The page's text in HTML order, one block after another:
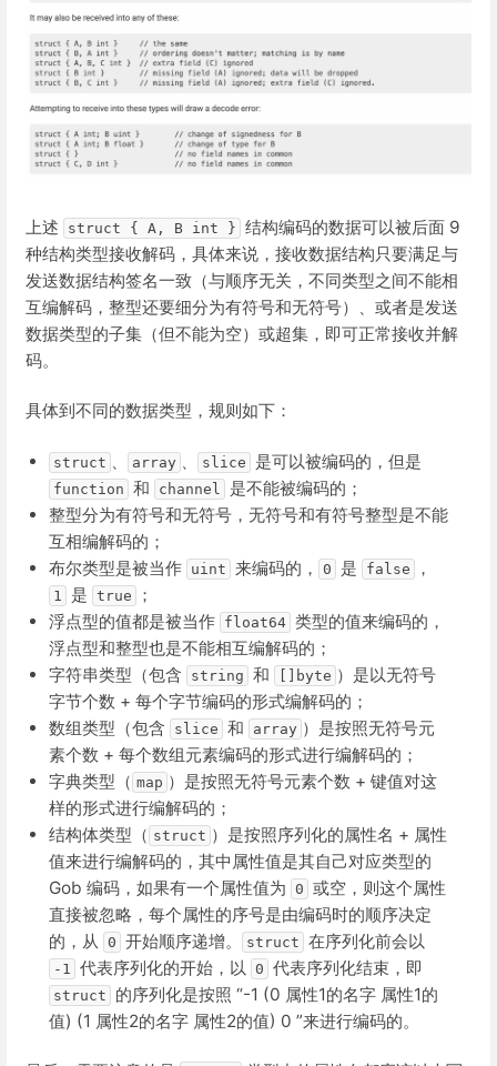
上述 struct { A, B int } 结构编码的数据可以被后面 9
种结构类型接收解码，具体来说，接收数据结构只要满足与
发送数据结构签名一致（与顺序无关，不同类型之间不能相
互编解码，整型还要细分为有符号和无符号）、或者是发送
数据类型的子集（但不能为空）或超集，即可正常接收并解
码。
具体到不同的数据类型，规则如下：
struct array slice 是可以被编码的，但是
function 和 channel
是不能被编码的；
整型分为有符号和无符号，无符号和有符号整型是不能
互相编解码的；
布尔类型是被当作 uint 来编码的， 0 是 false ，
1 是 true
；
浮点型的值都是被当作 float64 类型的值来编码的，
浮点型和整型也是不能相互编解码的；
字符串类型（包含
string 和 []byte ）是以无符号
字节个数 + 每个字节编码的形式编解码的；
数组类型（包含
slice 和 array ）是按照无符号元
素个数 + 每个数组元素编码的形式进行编解码的；
字典类型（ map ）是按照无符号元素个数 + 键值对这
样的形式进行编解码的；
结构体类型（ struct ）是按照序列化的属性名 + 属性
值来进行编解码的，其中属性值是其自己对应类型的
Gob 编码，如果有一个属性值为 0 或空，则这个属性
直接被忽略，每个属性的序号是由编码时的顺序决定
的，从
0 开始顺序递增。 struct 在序列化前会以
-1 代表序列化的开始，以 0 代表序列化结束，即
struct
的序列化是按照 “-1 (0 属性1的名字 属性1的
值) (1 属性2的名字 属性2的值) 0 ”来进行编码的。